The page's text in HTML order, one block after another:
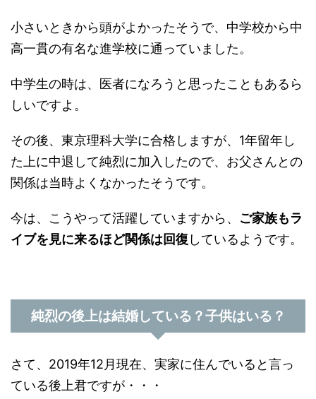
小さいときから頭がよかったそうで、中学校から中
高一貫の有名な進学校に通っていました。
中学生の時は、医者になろうと思ったこともあるら
しいですよ。
その後、東京理科大学に合格しますが、1年留年し
た上に中退して純烈に加入したので、お父さんとの
関係は当時よくなかったそうです。
今は、こうやって活躍していますから、 ご家族もラ
イブを見に来るほど関係は回復 しているようです。
純烈の後上は結婚している？子供はいる？
さて、2019年12月現在、実家に住んでいると言っ
ている後上君ですが・・・